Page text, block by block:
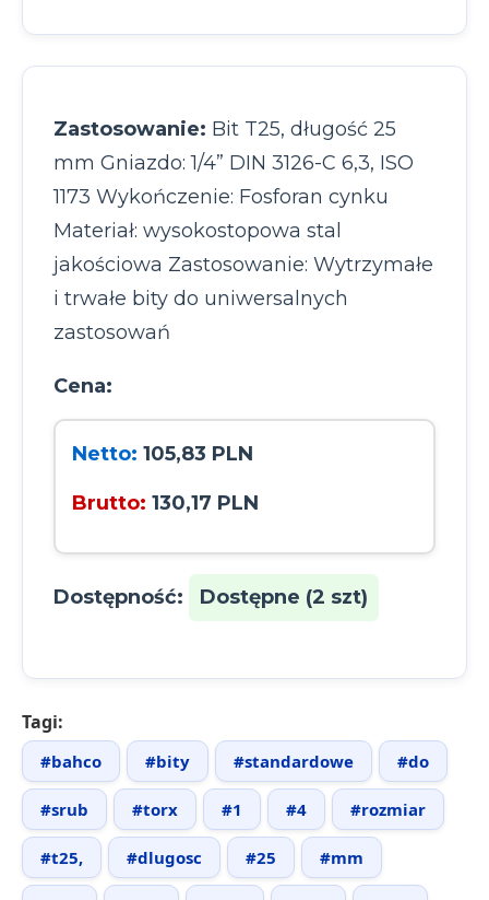
Zastosowanie: Bit T25, długość 25
mm Gniazdo: 1/4” DIN 3126-C 6,3, ISO
1173 Wykończenie: Fosforan cynku
Materiał: wysokostopowa stal
jakościowa Zastosowanie: Wytrzymałe
i trwałe bity do uniwersalnych
zastosowań
Cena:
Netto: 105,83 PLN
Brutto: 130,17 PLN
Dostępność: Dostępne (2 szt)
Tagi:
#bahco #bity #standardowe #do
#srub #torx #1 #4 #rozmiar
#t25, #dlugosc #25 #mm